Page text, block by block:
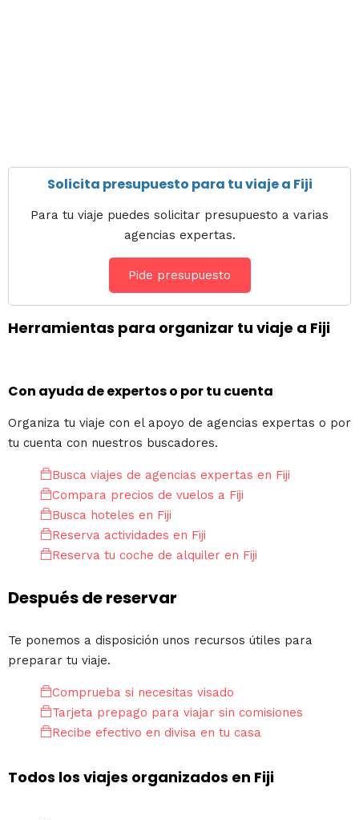
Solicita presupuesto para tu viaje a Fiji
Para tu viaje puedes solicitar presupuesto a varias
agencias expertas.
Pide presupuesto
Herramientas para organizar tu viaje a Fiji
Con ayuda de expertos o por tu cuenta
Organiza tu viaje con el apoyo de agencias expertas o por
tu cuenta con nuestros buscadores.
Busca viajes de agencias expertas en Fiji
Compara precios de vuelos a Fiji
Busca hoteles en Fiji
Reserva actividades en Fiji
Reserva tu coche de alquiler en Fiji
Después de reservar
Te ponemos a disposición unos recursos útiles para
preparar tu viaje.
Comprueba si necesitas visado
Tarjeta prepago para viajar sin comisiones
Recibe efectivo en divisa en tu casa
Todos los viajes organizados en Fiji